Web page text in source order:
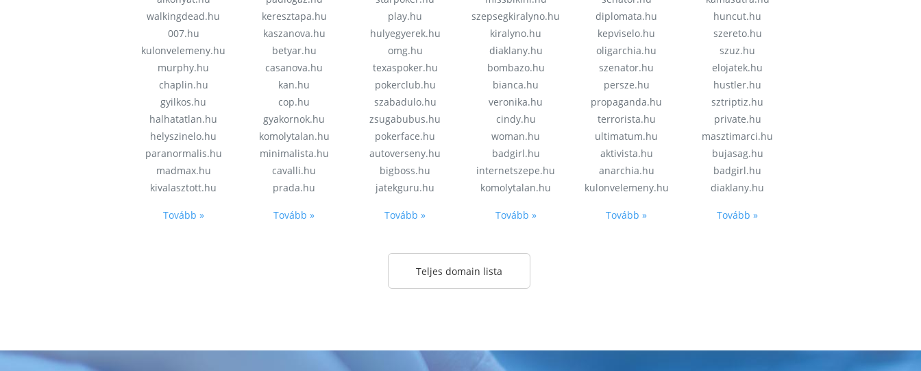
walkingdead.hu
007.hu
kulonvelemeny.hu
murphy.hu
chaplin.hu
gyilkos.hu
halhatatlan.hu
helyszinelo.hu
paranormalis.hu
madmax.hu
kivalasztott.hu
Tovább »
keresztapa.hu
kaszanova.hu
betyar.hu
casanova.hu
kan.hu
cop.hu
gyakornok.hu
komolytalan.hu
minimalista.hu
cavalli.hu
prada.hu
Tovább »
play.hu
hulyegyerek.hu
omg.hu
texaspoker.hu
pokerclub.hu
szabadulo.hu
zsugabubus.hu
pokerface.hu
autoverseny.hu
bigboss.hu
jatekguru.hu
Tovább »
szepsegkiralyno.hu
kiralyno.hu
diaklany.hu
bombazo.hu
bianca.hu
veronika.hu
cindy.hu
woman.hu
badgirl.hu
internetszepe.hu
komolytalan.hu
Tovább »
diplomata.hu
kepviselo.hu
oligarchia.hu
szenator.hu
persze.hu
propaganda.hu
terrorista.hu
ultimatum.hu
aktivista.hu
anarchia.hu
kulonvelemeny.hu
Tovább »
huncut.hu
szereto.hu
szuz.hu
elojatek.hu
hustler.hu
sztriptiz.hu
private.hu
masztimarci.hu
bujasag.hu
badgirl.hu
diaklany.hu
Tovább »
Teljes domain lista